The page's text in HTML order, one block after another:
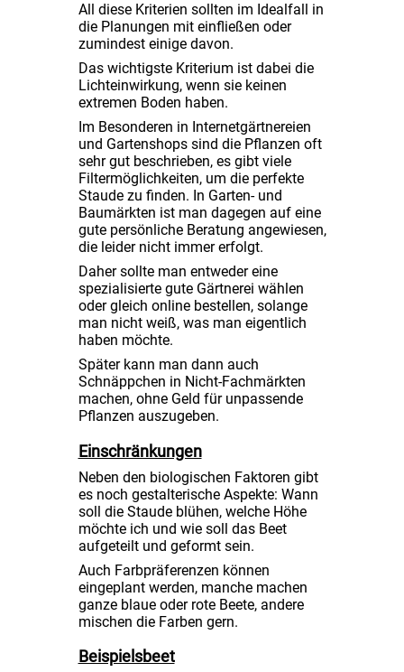
All diese Kriterien sollten im Idealfall in
die Planungen mit einfließen oder
zumindest einige davon.
Das wichtigste Kriterium ist dabei die
Lichteinwirkung, wenn sie keinen
extremen Boden haben.
Im Besonderen in Internetgärtnereien
und Gartenshops sind die Pflanzen oft
sehr gut beschrieben, es gibt viele
Filtermöglichkeiten, um die perfekte
Staude zu finden. In Garten- und
Baumärkten ist man dagegen auf eine
gute persönliche Beratung angewiesen,
die leider nicht immer erfolgt.
Daher sollte man entweder eine
spezialisierte gute Gärtnerei wählen
oder gleich online bestellen, solange
man nicht weiß, was man eigentlich
haben möchte.
Später kann man dann auch
Schnäppchen in Nicht-Fachmärkten
machen, ohne Geld für unpassende
Pflanzen auszugeben.
Einschränkungen
Neben den biologischen Faktoren gibt
es noch gestalterische Aspekte: Wann
soll die Staude blühen, welche Höhe
möchte ich und wie soll das Beet
aufgeteilt und geformt sein.
Auch Farbpräferenzen können
eingeplant werden, manche machen
ganze blaue oder rote Beete, andere
mischen die Farben gern.
Beispielsbeet